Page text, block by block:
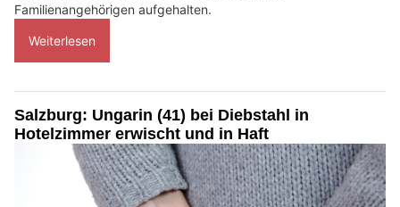
Familienangehörigen aufgehalten.
Weiterlesen
Salzburg: Ungarin (41) bei Diebstahl in
Hotelzimmer erwischt und in Haft